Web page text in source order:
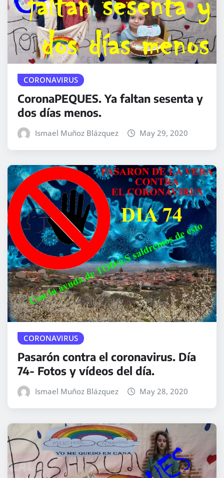
CORONAVIRUS
CoronaPEQUES. Ya faltan sesenta y
dos días menos.
Ismael Muñoz Blázquez May 29, 2020
CORONAVIRUS
Pasarón contra el coronavirus. Día
74- Fotos y vídeos del día.
Ismael Muñoz Blázquez May 28, 2020